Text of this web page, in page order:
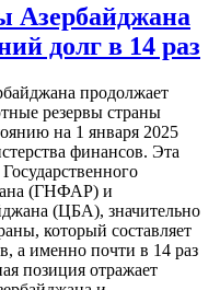
Азербайджана
долг в 14 раз
продолжает
резервы страны
на 1 января 2025
финансов. Эта
(ГНФАР) и
(ЦБА), значительно
который составляет
а именно почти в 14 раз
позиция отражает